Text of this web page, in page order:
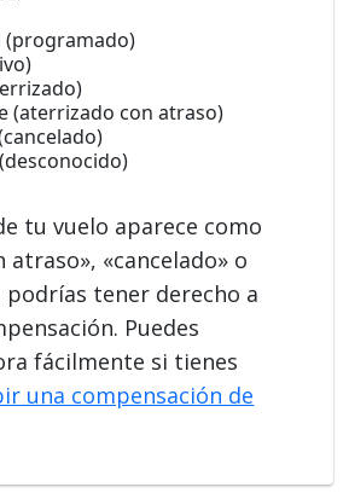
(programado)
(aterrizado con atraso)
tu vuelo aparece como
«cancelado» o
podrías tener derecho a
Puedes
fácilmente si tienes
una compensación de